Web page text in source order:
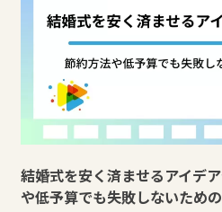
結婚式を安く済ませるアイデ
や低予算でも失敗しないため